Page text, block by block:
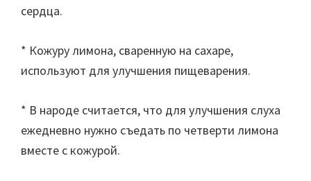
сердца.
* Кожуру лимона, сваренную на сахаре,
используют для улучшения пищеварения.
* В народе считается, что для улучшения слуха
ежедневно нужно съедать по четверти лимона
вместе с кожурой.